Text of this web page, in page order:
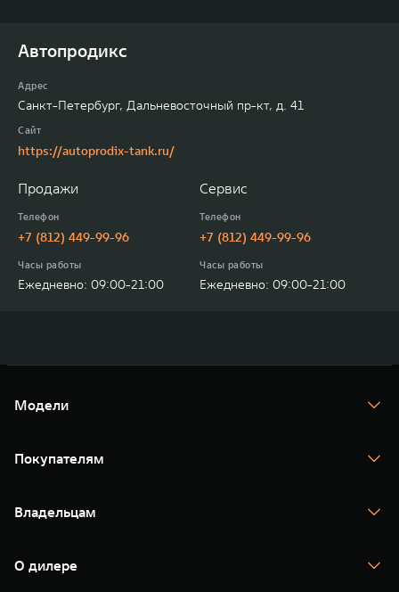
Автопродикс
Адрес
Санкт-Петербург, Дальневосточный пр-кт, д. 41
Сайт
https://autoprodix-tank.ru/
Продажи
Телефон
+7 (812) 449-99-96
Часы работы
Ежедневно: 09:00-21:00
Сервис
Телефон
+7 (812) 449-99-96
Часы работы
Ежедневно: 09:00-21:00
Модели
TANK 400
TANK 500
Покупателям
Тест-драйв
TANK Финансы
Корпоративным клиентам
Зарядные станции
Владельцам
Помощь на дороге
Новые цифровые сервисы TANK
О дилере